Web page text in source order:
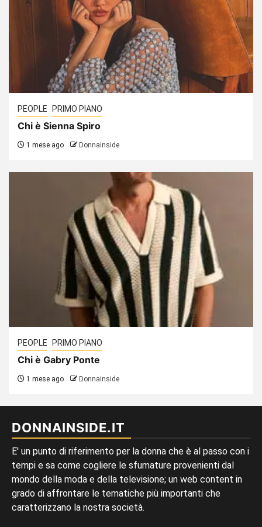
PEOPLE PRIMO PIANO
Chi è Sienna Spiro
1 mese ago Donnainside
PEOPLE PRIMO PIANO
Chi è Gabry Ponte
1 mese ago Donnainside
DONNAINSIDE.IT
E' un punto di riferimento per la donna che è al passo con i
tempi e sa come cogliere le sfumature provenienti dal
mondo della moda e della televisione; un web content in
grado di affrontare le tematiche più importanti che
caratterizzano la nostra società.